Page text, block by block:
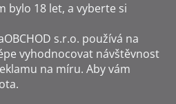
bylo 18 let, a vyberte si
s.r.o. používá na
vyhodnocovat návštěvnost
na míru. Aby vám
dopravy: